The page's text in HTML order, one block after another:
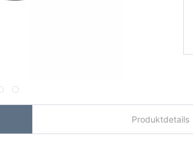
Produktdetails